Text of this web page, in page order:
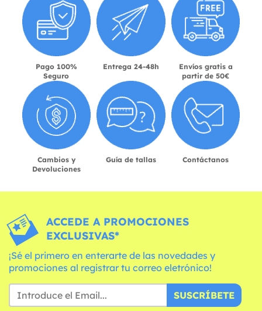
Pago 100%
Seguro
Entrega 24-48h
Envíos gratis a
partir de 50€
Cambios y
Devoluciones
Guía de tallas Contáctanos
ACCEDE A PROMOCIONES
EXCLUSIVAS*
¡Sé el primero en enterarte de las novedades y
promociones al registrar tu correo eletrónico!
SUSCRÍBETE